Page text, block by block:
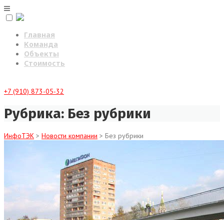
Skip
to
Главная
Команда
Объекты
Стоимость
+7 (910) 873-05-32
Рубрика: Без рубрики
ИнфоТЭК > Новости компании > Без рубрики